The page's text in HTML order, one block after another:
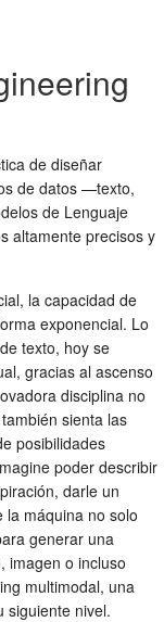
de diseñar
de datos —texto,
de Lenguaje
altamente precisos y
la capacidad de
exponencial. Lo
texto, hoy se
gracias al ascenso
disciplina no
sienta las
posibilidades
poder describir
darle un
máquina no solo
generar una
imagen o incluso
multimodal, una
siguiente nivel.